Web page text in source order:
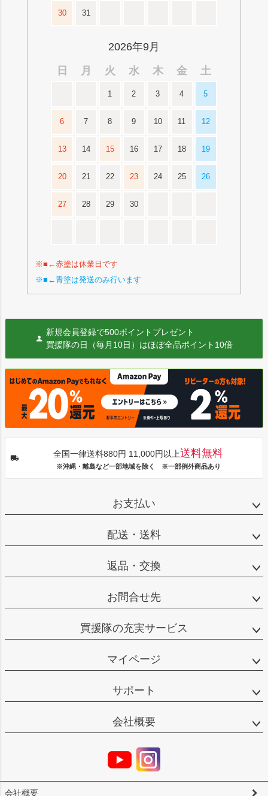
30 31
2026年9月
日
月 火 水 木 金 土
1 2 3 4 5
6 7 8 9 10 11 12
13 14 15 16 17 18 19
20 21 22 23 24 25 26
27 28 29 30
※■←赤塗は休業日です
※■←青塗は発送のみ行います
新規会員登録で500ポイントプレゼント
買援隊の日（毎月10日）はほぼ全品ポイント10倍
全国一律送料880円 11,000円以上送料無料
※沖縄・離島など一部地域を除く ※一部例外商品あり
お支払い
配送・送料
返品・交換
お問合せ先
買援隊の充実サービス
マイページ
サポート
会社概要
会社概要